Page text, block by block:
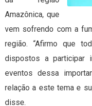
Amazônica, que
vem sofrendo com a
região. “Afirmo que
dispostos a participar
eventos dessa
relação a este tema e
disse.